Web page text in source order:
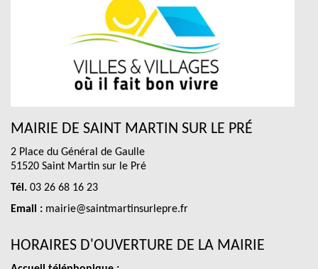
MAIRIE DE SAINT MARTIN SUR LE PRÉ
2 Place du Général de Gaulle
51520 Saint Martin sur le Pré
Tél. 03 26 68 16 23
Email : mairie@saintmartinsurlepre.fr
HORAIRES D'OUVERTURE DE LA MAIRIE